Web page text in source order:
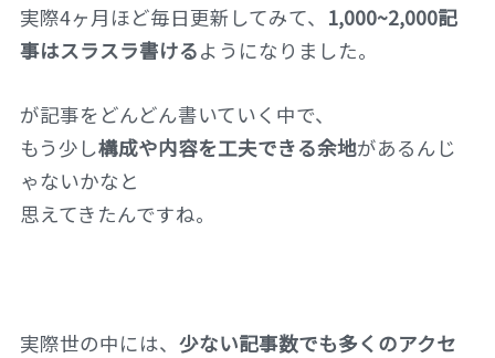
実際4ヶ月ほど毎日更新してみて、 1,000~2,000記
事はスラスラ書けるようになりました。
が記事をどんどん書いていく中で、
もう少し構成や内容を工夫できる余地があるんじ
ゃないかなと
思えてきたんですね。
実際世の中には、 少ない記事数でも多くのアクセ